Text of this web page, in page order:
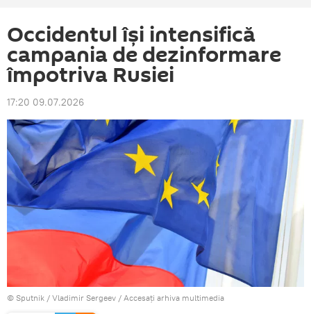
Occidentul își intensifică
campania de dezinformare
împotriva Rusiei
17:20 09.07.2026
© Sputnik / Vladimir Sergeev / Accesați arhiva multimedia